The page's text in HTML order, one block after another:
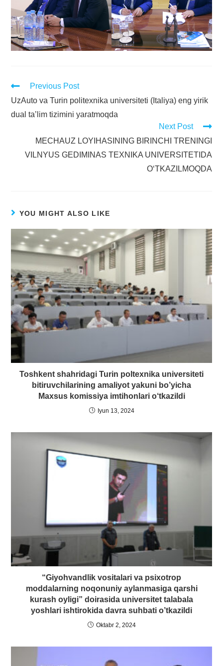
Previous Post
UzAuto va Turin politexnika universiteti (Italiya) eng yirik
dual ta’lim tizimini yaratmoqda
Next Post
MECHAUZ LOYIHASINING BIRINCHI TRENINGI
VILNYUS GEDIMINAS TEXNIKA UNIVERSITETIDA
O‘TKAZILMOQDA
YOU MIGHT ALSO LIKE
Toshkent shahridagi Turin poltexnika universiteti
bitiruvchilarining amaliyot yakuni bo’yicha
Maxsus komissiya imtihonlari o‘tkazildi
Iyun 13, 2024
“Giyohvandlik vositalari va psixotrop
moddalarning noqonuniy aylanmasiga qarshi
kurash oyligi” doirasida universitet talabala
yoshlari ishtirokida davra suhbati o’tkazildi
Oktabr 2, 2024